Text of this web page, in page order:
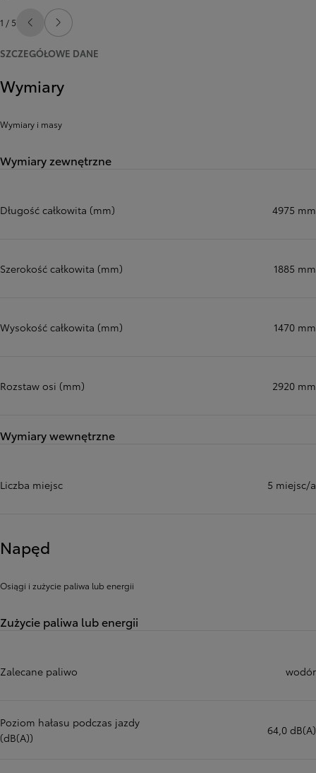
1 / 5 PoprzedniNastępny
SZCZEGÓŁOWE DANE
Wymiary
Wymiary i masy
Wymiary zewnętrzne
Długość całkowita (mm) 4975 mm
Szerokość całkowita (mm) 1885 mm
Wysokość całkowita (mm) 1470 mm
Rozstaw osi (mm) 2920 mm
Wymiary wewnętrzne
Liczba miejsc 5 miejsc/a
Napęd
Osiągi i zużycie paliwa lub energii
Zużycie paliwa lub energii
Zalecane paliwo wodór
Poziom hałasu podczas jazdy
(dB(A))
64,0 dB(A)